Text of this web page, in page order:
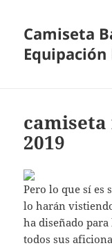
Camiseta
Equipación
2019
Pero lo que sí es
lo harán
ha diseñado
todos sus